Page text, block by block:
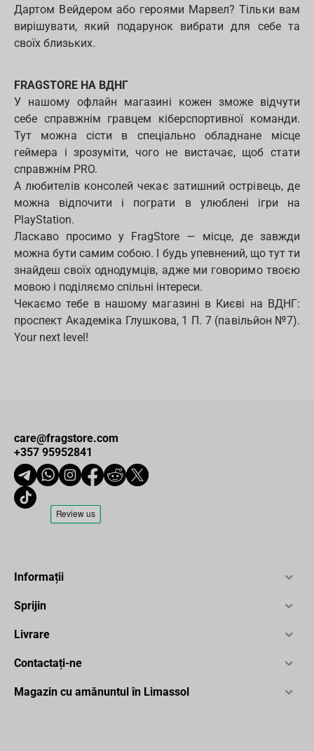
Дартом Вейдером або героями Марвел? Тільки вам
вирішувати, який подарунок вибрати для себе та
своїх близьких.
FRAGSTORE НА ВДНГ
У нашому офлайн магазині кожен зможе відчути
себе справжнім гравцем кіберспортивної команди.
Тут можна сісти в спеціально обладнане місце
геймера і зрозуміти, чого не вистачає, щоб стати
справжнім PRO.
А любителів консолей чекає затишний острівець, де
можна відпочити і пограти в улюблені ігри на
PlayStation.
Ласкаво просимо у FragStore — місце, де завжди
можна бути самим собою. І будь упевнений, що тут ти
знайдеш своїх однодумців, адже ми говоримо твоєю
мовою і поділяємо спільні інтереси.
Чекаємо тебе в нашому магазині в Києві на ВДНГ:
проспект Академіка Глушкова, 1 П. 7 (павільйон №7).
Your next level!
care@fragstore.com
+357 95952841
Informații
Sprijin
Livrare
Contactați-ne
Magazin cu amănuntul în Limassol